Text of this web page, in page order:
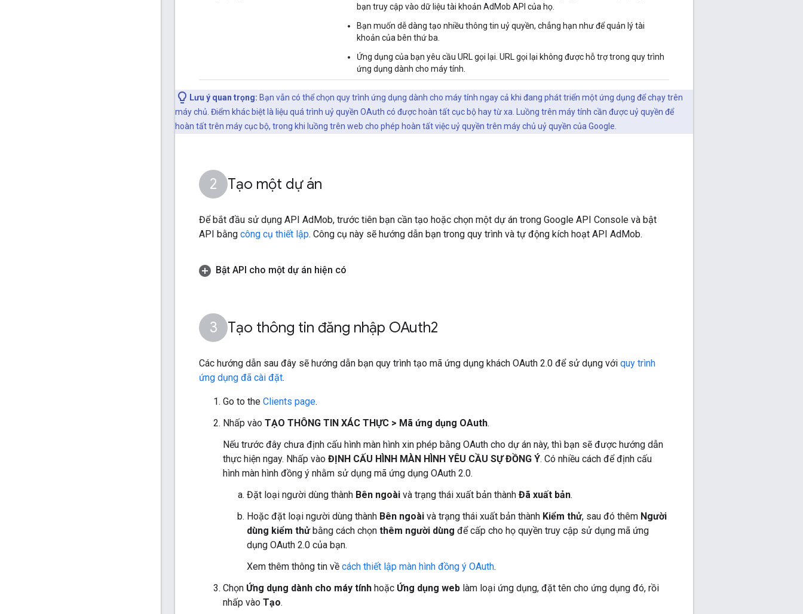
bạn truy cập vào dữ liệu tài khoản AdMob API của họ.
Bạn muốn dễ dàng tạo nhiều thông tin uỷ quyền, chẳng hạn như để quản lý tài
khoản của bên thứ ba.
Ứng dụng của bạn yêu cầu URL gọi lại. URL gọi lại không được hỗ trợ trong quy trình
ứng dụng dành cho máy tính.
Lưu ý quan trọng: Bạn vẫn có thể chọn quy trình ứng dụng dành cho máy tính ngay cả khi đang phát triển một ứng dụng để chạy trên
máy chủ. Điểm khác biệt là liệu quá trình uỷ quyền OAuth có được hoàn tất cục bộ hay từ xa. Luồng trên máy tính cần được uỷ quyền để
hoàn tất trên máy cục bộ, trong khi luồng trên web cho phép hoàn tất việc uỷ quyền trên máy chủ uỷ quyền của Google.
Tạo một dự án
Để bắt đầu sử dụng API AdMob, trước tiên bạn cần tạo hoặc chọn một dự án trong Google API Console và bật
API bằng công cụ thiết lập. Công cụ này sẽ hướng dẫn bạn trong quy trình và tự động kích hoạt API AdMob.
Bật API cho một dự án hiện có
Tạo thông tin đăng nhập OAuth2
Các hướng dẫn sau đây sẽ hướng dẫn bạn quy trình tạo mã ứng dụng khách OAuth 2.0 để sử dụng với quy trình
ứng dụng đã cài đặt.
Go to the Clients page.
Nhấp vào TẠO THÔNG TIN XÁC THỰC > Mã ứng dụng OAuth.
Nếu trước đây chưa định cấu hình màn hình xin phép bằng OAuth cho dự án này, thì bạn sẽ được hướng dẫn
thực hiện ngay. Nhấp vào ĐỊNH CẤU HÌNH MÀN HÌNH YÊU CẦU SỰ ĐỒNG Ý. Có nhiều cách để định cấu
hình màn hình đồng ý nhằm sử dụng mã ứng dụng OAuth 2.0.
Đặt loại người dùng thành Bên ngoài và trạng thái xuất bản thành Đã xuất bản.
Hoặc đặt loại người dùng thành Bên ngoài và trạng thái xuất bản thành Kiểm thử, sau đó thêm Người
dùng kiểm thửbằng cách chọn thêm người dùng để cấp cho họ quyền truy cập sử dụng mã ứng
dụng OAuth 2.0 của bạn.
Xem thêm thông tin về cách thiết lập màn hình đồng ý OAuth.
Chọn Ứng dụng dành cho máy tính hoặc Ứng dụng web làm loại ứng dụng, đặt tên cho ứng dụng đó, rồi
nhấp vào Tạo.